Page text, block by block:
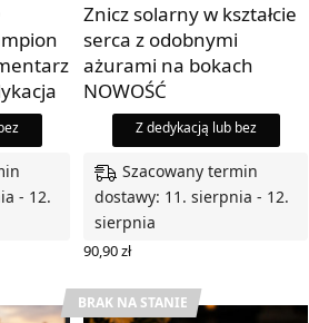
- 12.
Znicz solarny w kształcie
serca z odobnymi
ażurami na bokach
NOWOŚĆ
Z dedykacją lub bez
Szacowany termin
dostawy: 11. sierpnia - 12.
sierpnia
90,90zł
BRAK NA STANIE